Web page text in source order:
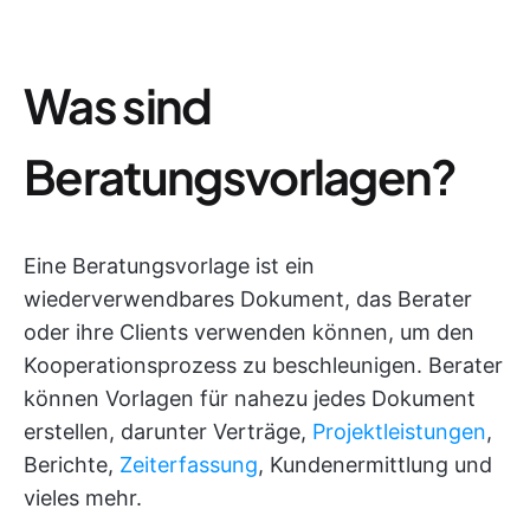
Was sind
Beratungsvorlagen?
Eine Beratungsvorlage ist ein
wiederverwendbares Dokument, das Berater
oder ihre Clients verwenden können, um den
Kooperationsprozess zu beschleunigen. Berater
können Vorlagen für nahezu jedes Dokument
erstellen, darunter Verträge, Projektleistungen,
Berichte, Zeiterfassung, Kundenermittlung und
vieles mehr.